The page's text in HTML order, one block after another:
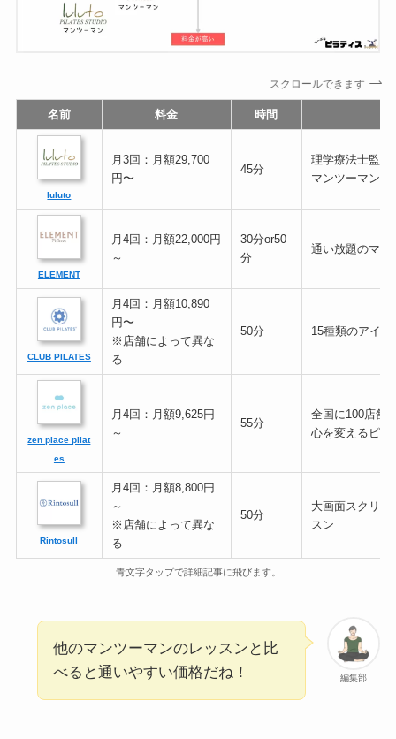
スクロールできます
名前 料金 時間
luluto
月3回：月額29,700
円〜
45分
理学療法士監修
マンツーマン
ELEMENT
月4回：月額22,000円
～
30分or50
分
通い放題のマン
CLUB PILATES
月4回：月額10,890
円〜
※店舗によって異な
る
50分 15種類のアイテ
zen place pilat
es
月4回：月額9,625円
～
55分
全国に100店舗
心を変えるピラ
Rintosull
月4回：月額8,800円
～
※店舗によって異な
る
50分
大画面スクリー
スン
青文字タップで詳細記事に飛びます。
編集部
他のマンツーマンのレッスンと比
べると通いやすい価格だね！